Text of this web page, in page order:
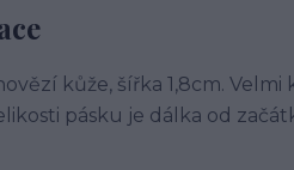
kůže, šířka 1,8cm.
pásku je dálka od